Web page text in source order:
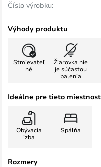
Číslo výrobku:
Výhody produktu
Stmievateľ
né
Žiarovka nie
je súčasťou
balenia
Ideálne pre tieto
Obývacia
izba
Spálňa
Rozmery